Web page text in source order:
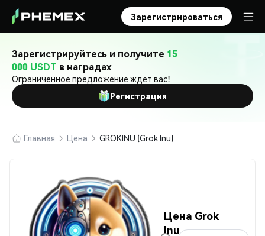
Зарегистрироваться
Зарегистрируйтесь и получите 15
000 USDT в наградах
Ограниченное предложение ждёт вас!
Регистрация
Главная Цена GROKINU (Grok Inu)
Цена Grok
Inu